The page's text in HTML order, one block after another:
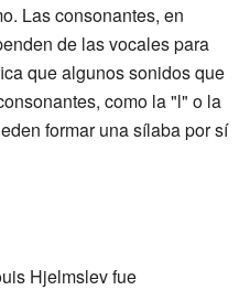
Las consonantes, en
de las vocales para
que algunos sonidos que
como la "l" o la
formar una sílaba por sí
Hjelmslev fue